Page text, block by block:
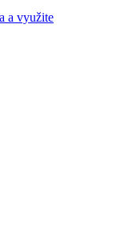
a využite